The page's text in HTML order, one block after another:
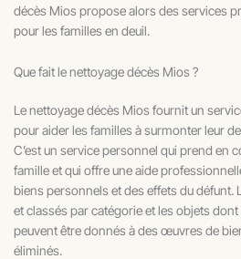
décès Mios propose alors des services
pour les familles en deuil.
Que fait le nettoyage décès Mios ?
Le nettoyage décès Mios fournit un
pour aider les familles à surmonter leur
C’est un service personnel qui prend en
famille et qui offre une aide
biens personnels et des effets du défunt.
et classés par catégorie et les objets
peuvent être donnés à des œuvres de
éliminés.